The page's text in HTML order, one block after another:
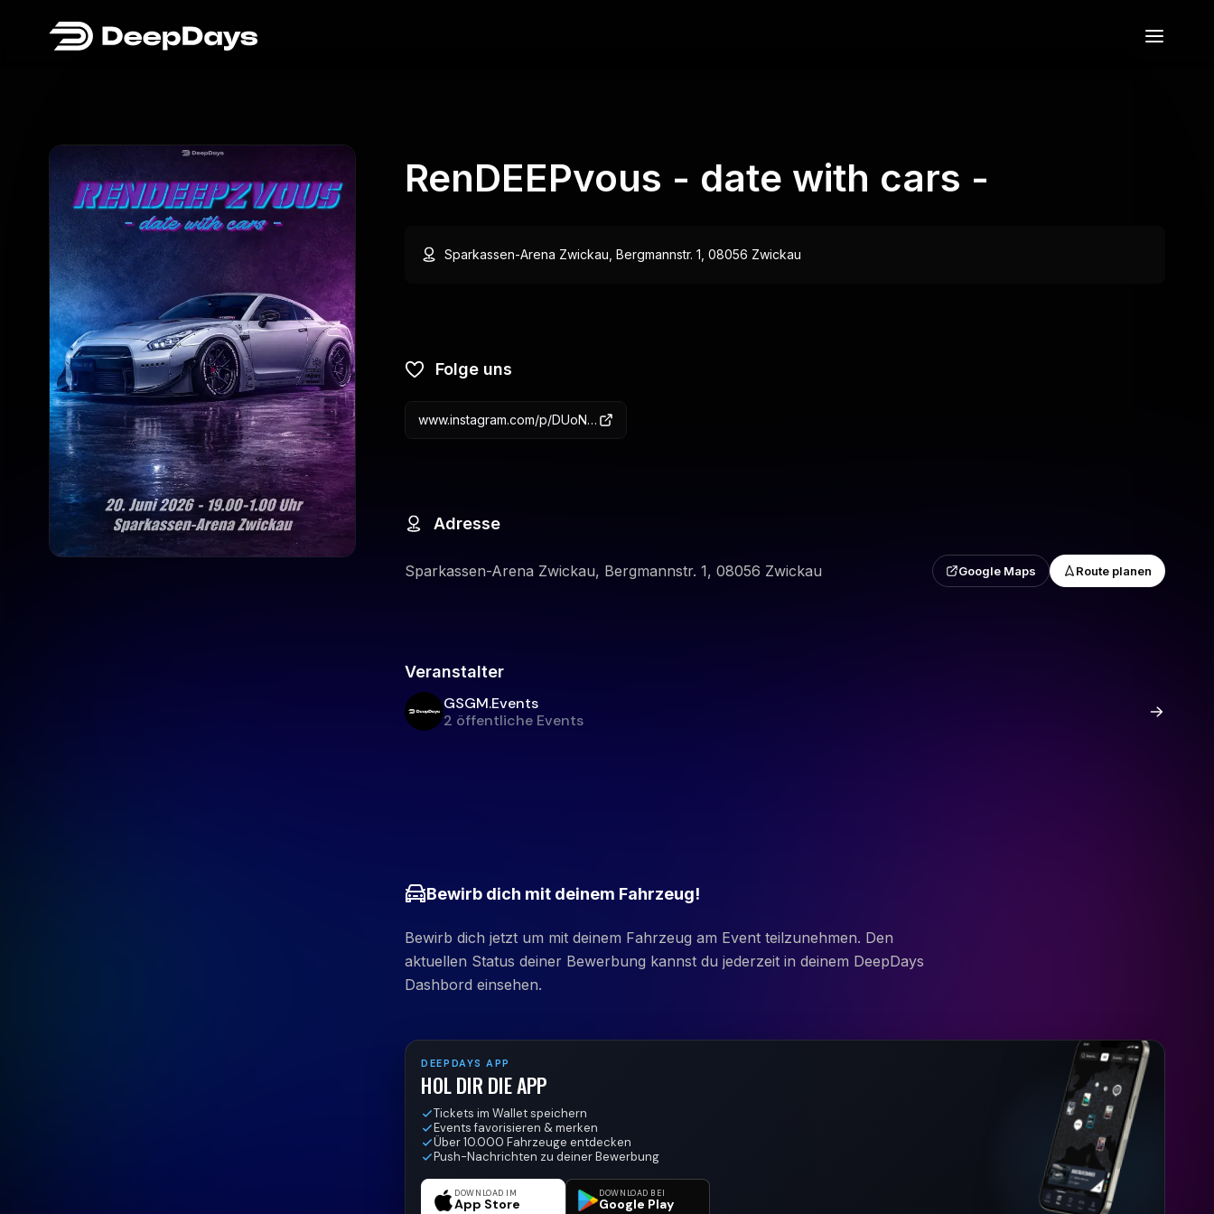
RenDEEPvous - date with cars -
Sparkassen-Arena Zwickau, Bergmannstr. 1, 08056 Zwickau
Folge uns
www.instagram.com/p/DUoNfanjf6J/?img_index=1
Adresse
Sparkassen-Arena Zwickau, Bergmannstr. 1, 08056 Zwickau Google Maps Route planen
Veranstalter
GSGM.Events
2 öffentliche Events
Bewirb dich mit deinem Fahrzeug!
Bewirb dich jetzt um mit deinem Fahrzeug am Event teilzunehmen. Den
aktuellen Status deiner Bewerbung kannst du jederzeit in deinem DeepDays
Dashbord einsehen.
DEEPDAYS APP
HOL DIR DIE APP
Tickets im Wallet speichern
Events favorisieren & merken
Über 10.000 Fahrzeuge entdecken
Push-Nachrichten zu deiner Bewerbung
DOWNLOAD IM
App Store
DOWNLOAD BEI
Google Play